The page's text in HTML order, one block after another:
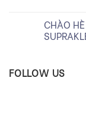
CHÀO
FOLLOW US